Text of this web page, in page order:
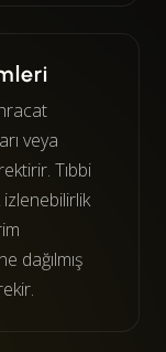
veya
Tıbbi
dağılmış